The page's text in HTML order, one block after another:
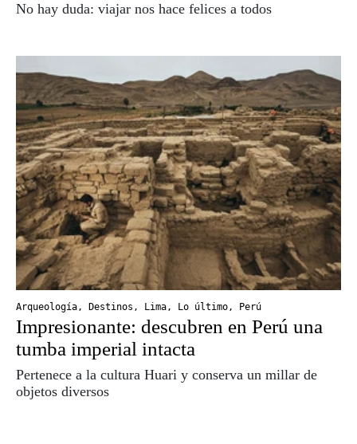
No hay duda: viajar nos hace felices a todos
Arqueología, Destinos , Lima, Lo último, Perú
Impresionante: descubren en Perú una
tumba imperial intacta
Pertenece a la cultura Huari y conserva un millar de
objetos diversos